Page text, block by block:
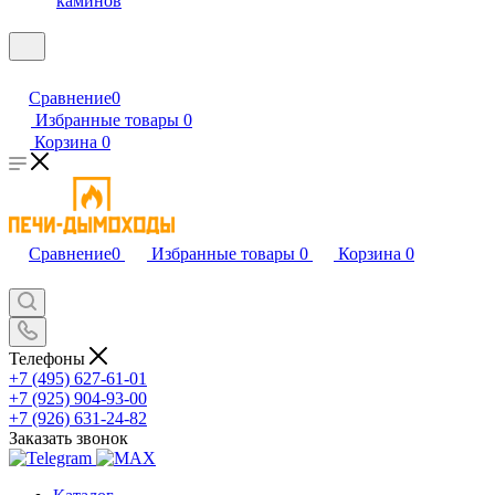
Сравнение0
Избранные товары 0
Корзина 0
Сравнение0 Избранные товары 0 Корзина 0
Телефоны
+7 (495) 627-61-01
+7 (925) 904-93-00
+7 (926) 631-24-82
Заказать звонок